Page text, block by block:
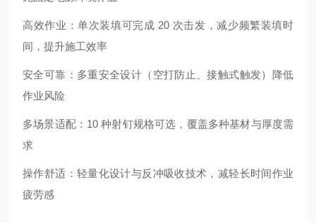
高效作业 ：单次装填可完成 20 次击发，减少频繁装填时
间，提升施工效率
安全可靠 ：多重安全设计（空打防止、接触式触发）降低
作业风险
多场景适配：10 种射钉规格可选，覆盖多种基材与厚度需
求
操作舒适 ：轻量化设计与反冲吸收技术，减轻长时间作业
疲劳感